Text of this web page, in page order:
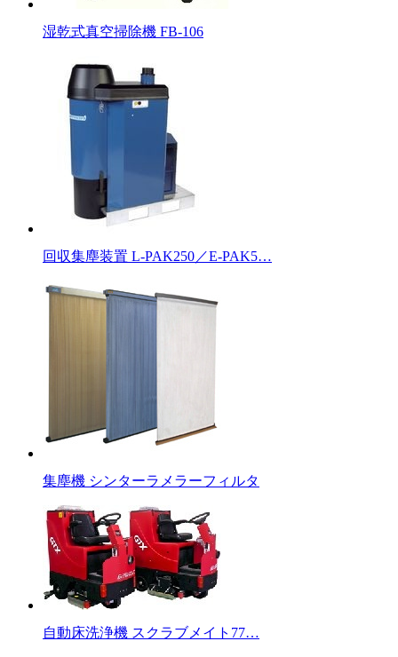
湿乾式真空掃除機 FB-106
回収集塵装置 L-PAK250／E-PAK5…
集塵機 シンターラメラーフィルタ
自動床洗浄機 スクラブメイト77…